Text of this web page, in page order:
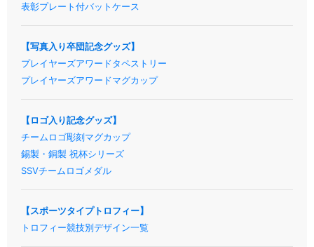
表彰プレート付バットケース
【写真入り卒団記念グッズ】
プレイヤーズアワードタペストリー
プレイヤーズアワードマグカップ
【ロゴ入り記念グッズ】
チームロゴ彫刻マグカップ
錫製・銅製 祝杯シリーズ
SSVチームロゴメダル
【スポーツタイプトロフィー】
トロフィー競技別デザイン一覧